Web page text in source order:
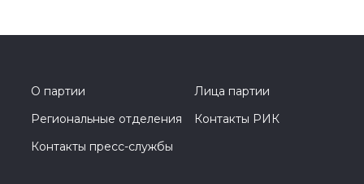
О партии
Лица партии
Региональные отделения
Контакты РИК
Контакты пресс-службы